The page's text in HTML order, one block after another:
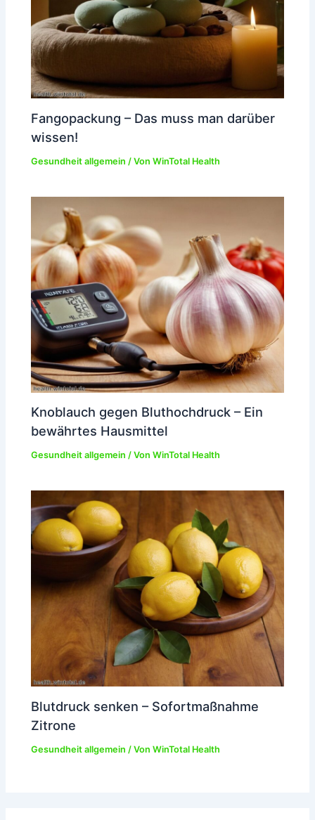
Fangopackung – Das muss man darüber
wissen!
Gesundheit allgemein / VonWinTotal Health
Knoblauch gegen Bluthochdruck – Ein
bewährtes Hausmittel
Gesundheit allgemein / VonWinTotal Health
Blutdruck senken – Sofortmaßnahme
Zitrone
Gesundheit allgemein / VonWinTotal Health